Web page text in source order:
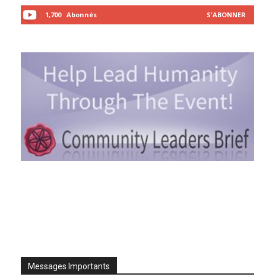
1,700 Abonnés S'ABONNER
Messages Importants